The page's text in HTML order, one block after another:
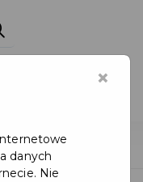
×
danych
Nie